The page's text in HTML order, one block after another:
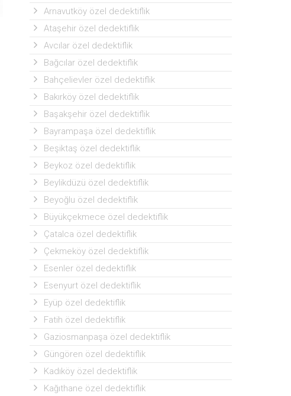
Arnavutköy özel dedektiflik
Ataşehir özel dedektiflik
Avcılar özel dedektiflik
Bağcılar özel dedektiflik
Bahçelievler özel dedektiflik
Bakırköy özel dedektiflik
Başakşehir özel dedektiflik
Bayrampaşa özel dedektiflik
Beşiktaş özel dedektiflik
Beykoz özel dedektiflik
Beylikdüzü özel dedektiflik
Beyoğlu özel dedektiflik
Büyükçekmece özel dedektiflik
Çatalca özel dedektiflik
Çekmeköy özel dedektiflik
Esenler özel dedektiflik
Esenyurt özel dedektiflik
Eyüp özel dedektiflik
Fatih özel dedektiflik
Gaziosmanpaşa özel dedektiflik
Güngören özel dedektiflik
Kadıköy özel dedektiflik
Kağıthane özel dedektiflik